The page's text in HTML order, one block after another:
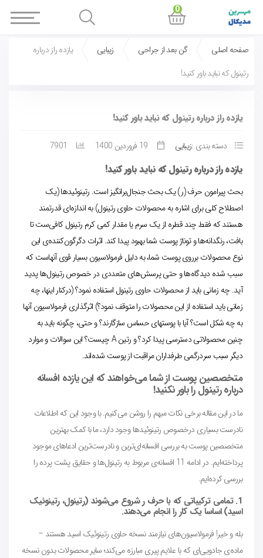
صفحه اصلی گن بعد از جراحی زیبایی
یازده راز درباره
رتینول که نباید باور کنید!
یازده راز درباره رتینول که نباید باور کنید!
دسته بندی :زیبایی
یازده راز درباره رتینول که نباید باور کنید!
بحث پیرامون حرف (ر) یک بحث جنجال‌برانگیز است. رتینوئیدها (یک
اصطلاح کلی برای اشاره به محصولات حاوی رتینول) به اندازه‌ای قدرتمند
هستند که فقط چند قطره از یک سرم یا مقدار کمی کرم رتینول کافی‌ست تا
بافت، رنگدانه‌ها و توناژ پوست شما بهبود پیدا کند. اثرات دگرگون‌کننده‌ی این
نوع محصولات برروی پوست شما، به دلیل فرمولاسیون بسیار قوی‌ آنهاست که
سبب شده دیدگاه‌ها و حتی پرسش‌های متعددی در خصوص رتینول‌ها پدید
آید. چه زمانی باید از محصولات حاوی رتینول استفاده نمود؟ (درکنار اینها، چه
زمانی باید استفاده از این محصولات را متوقف نمود؟) اثرگذاری فرمولاسیون آنها
به چه شکل است؟ آیا با پوستهای حساس سازگارند؟ و حتی، چگونه باید به
چنین محصولاتی دسترسی پیدا کرد؟ و رتین A چیست؟ این سوالات و موارد
دیگر سبب سردرگمی طرفداران مراقبت از پوست شده‌اند.
متخصصین پوست از شما می‌خواهند که اینیازده افسانه
درباره رتینولرا باور نکنید!
ما در این مقاله برخی نکات مبهم را روشن می‌کنیم. با وجود این که اطلاعات
نادرست بسیاری درخصوص رتینوئیدها وجود دارد، ما با کمک بهترین
متخصصین پوست به بررسی افسانه‌ای‌ترین و نادرست‌ترین ادعاهای موجود
پرداخته‌ایم. در ادامه 11 افسانه‌ی مربوط به رتینول‌ها و حقایق پشت پرده را
بررسی کرده‌ایم.
1. تمامی ترکیباتی که با حرف ر شروع می‌شوند (رتینول، رتینوئیک
اسید) اساسا یک کار را انجام می‌دهند.
بله و خیر! فرمولاسیون‌های نیازمند نسخه حاوی رتینوئیک اسید هستند –
ماده‌ی جادویی‌ای که با علایم پیری مبارزه می‌کند؛ سایر محصولات بدون نسخه
0